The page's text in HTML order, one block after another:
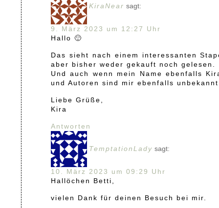
KiraNear sagt:
9. März 2023 um 12:27 Uhr
Hallo 🙂
Das sieht nach einem interessanten
aber bisher weder gekauft noch
Und auch wenn mein Name ebenfalls
und Autoren sind mir ebenfalls
Liebe Grüße,
Kira
Antworten
TemptationLady sagt:
10. März 2023 um 09:29 Uhr
Hallöchen Betti,
vielen Dank für deinen Besuch bei mir.